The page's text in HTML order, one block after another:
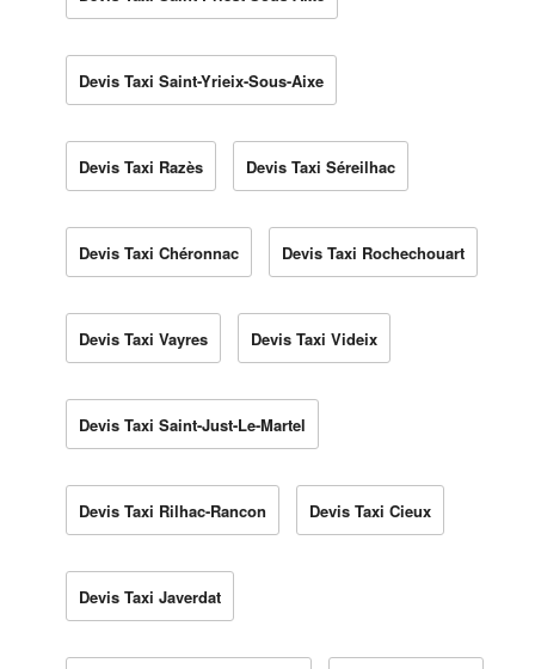
Devis Taxi Saint-Yrieix-Sous-Aixe
Devis Taxi Razès Devis Taxi Séreilhac
Devis Taxi Chéronnac Devis Taxi Rochechouart
Devis Taxi Vayres Devis Taxi Videix
Devis Taxi Saint-Just-Le-Martel
Devis Taxi Rilhac-Rancon Devis Taxi Cieux
Devis Taxi Javerdat